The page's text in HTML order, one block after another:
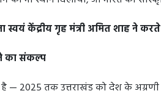
केंद्रीय गृह मंत्री अमित शाह ने
का संकल्प
है — 2025 तक उत्तराखंड को देश के